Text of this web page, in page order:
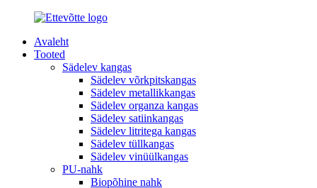
Avaleht
Tooted
Sädelev kangas
Sädelev võrkpitskangas
Sädelev metallikkangas
Sädelev organza kangas
Sädelev satiinkangas
Sädelev litritega kangas
Sädelev tüllkangas
Sädelev vinüülkangas
PU-nahk
Biopõhine nahk